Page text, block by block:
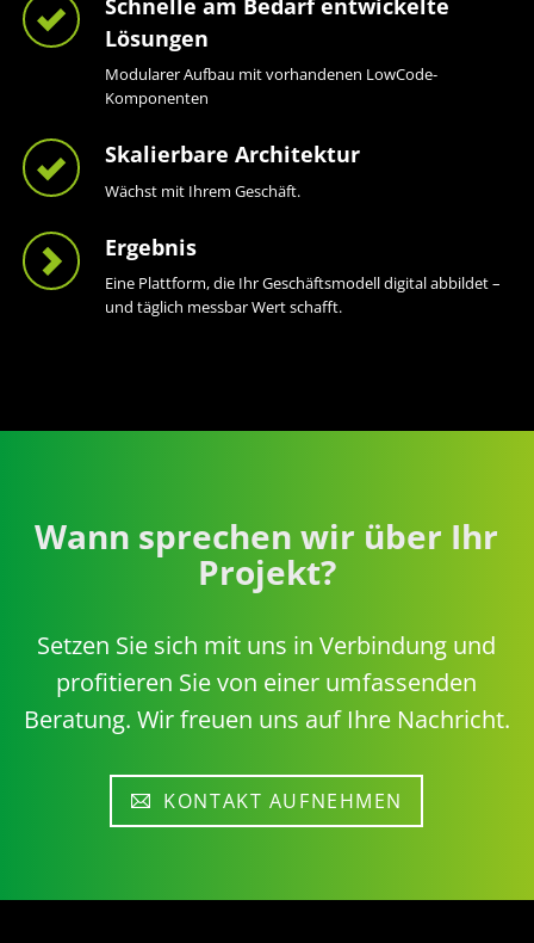
Lösungen
Modularer Aufbau mit vorhandenen LowCode-
Komponenten
Skalierbare Architektur
Wächst mit Ihrem Geschäft.
Ergebnis
Eine Plattform, die Ihr Geschäftsmodell digital abbildet –
und täglich messbar Wert schafft.
Wann sprechen wir über Ihr
Projekt?
Setzen Sie sich mit uns in Verbindung und
profitieren Sie von einer umfassenden
Beratung. Wir freuen uns auf Ihre Nachricht.
KONTAKT AUFNEHMEN